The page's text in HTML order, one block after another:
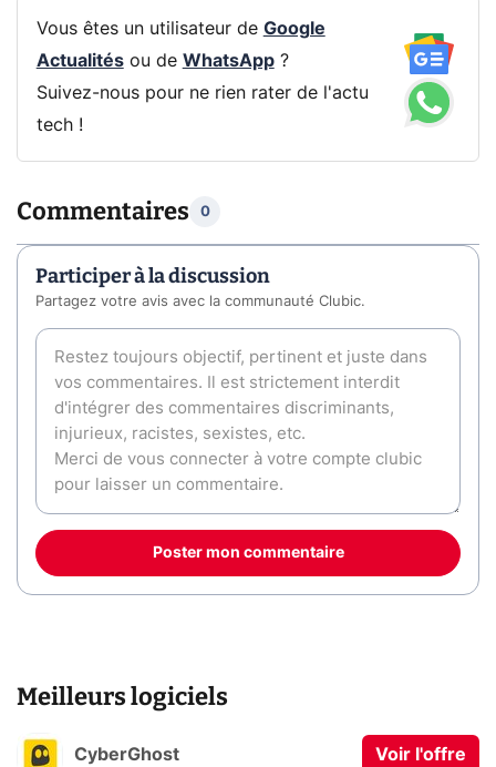
Vous êtes un utilisateur de Google
Actualitésou de WhatsApp?
Suivez-nous pour ne rien rater de l'actu
tech !
Commentaires 0
Participer à la discussion
Partagez votre avis avec la communauté Clubic.
Poster mon commentaire
Meilleurs logiciels
CyberGhost Voir l'offre